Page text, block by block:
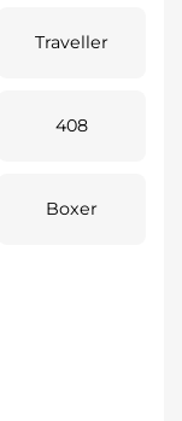
Traveller
408
Boxer